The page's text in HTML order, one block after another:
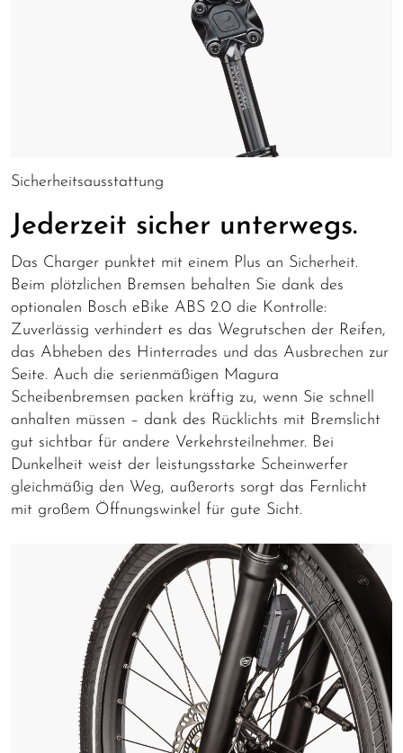
Sicherheitsausstattung
Jederzeit sicher unterwegs.
Das Charger punktet mit einem Plus an Sicherheit.
Beim plötzlichen Bremsen behalten Sie dank des
optionalen Bosch eBike ABS 2.0 die Kontrolle:
Zuverlässig verhindert es das Wegrutschen der Reifen,
das Abheben des Hinterrades und das Ausbrechen zur
Seite. Auch die serienmäßigen Magura
Scheibenbremsen packen kräftig zu, wenn Sie schnell
anhalten müssen – dank des Rücklichts mit Bremslicht
gut sichtbar für andere Verkehrsteilnehmer. Bei
Dunkelheit weist der leistungsstarke Scheinwerfer
gleichmäßig den Weg, außerorts sorgt das Fernlicht
mit großem Öffnungswinkel für gute Sicht.